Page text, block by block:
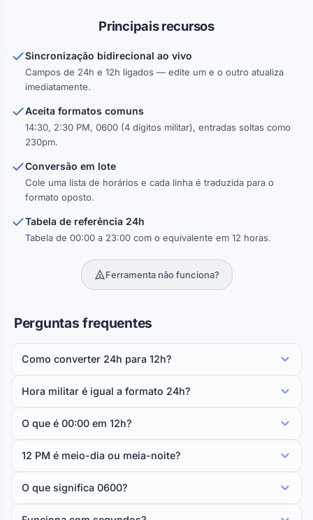
8:00
AM
20:00
09:00
9:00
AM
21:00
PM
10:00
AM
Principais recursos
Sincronização bidirecional ao vivo
Campos de 24h e 12h ligados — edite um e o outro atualiza
imediatamente.
Aceita formatos comuns
14:30, 2:30 PM, 0600 (4 dígitos militar), entradas soltas como
230pm.
Conversão em lote
Cole uma lista de horários e cada linha é traduzida para o
formato oposto.
Tabela de referência 24h
Tabela de 00:00 a 23:00 com o equivalente em 12 horas.
Ferramenta não funciona?
Perguntas frequentes
Como converter 24h para 12h?
Hora militar é igual a formato 24h?
O que é 00:00 em 12h?
12 PM é meio-dia ou meia-noite?
O que significa 0600?